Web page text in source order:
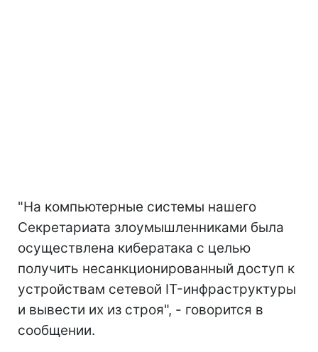
"На компьютерные системы нашего
Секретариата злоумышленниками была
осуществлена ​​кибератака с целью
получить несанкционированный доступ к
устройствам сетевой IT-инфраструктуры
и вывести их из строя", - говорится в
сообщении.